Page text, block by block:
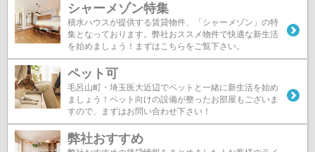
シャーメゾン特集
積水ハウスが提供する賃貸物件、「シャーメゾン」の特
集となっております。弊社おススメ物件で快適な新生活
を始めましょう！まずはこちらをご覧下さい。
ペット可
毛呂山町・埼玉医大近辺でペットと一緒に新生活を始め
ましょう！ペット向けの設備が整ったお部屋もございま
すので、まずはお問い合わせ下さい！
弊社おすすめ